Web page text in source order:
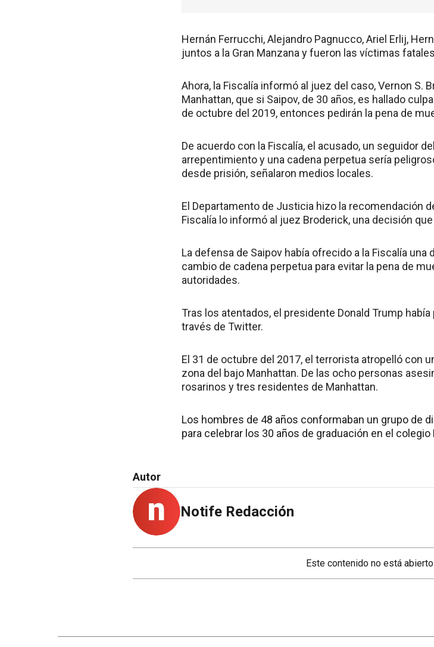
Hernán Ferrucchi, Alejandro Pagnucco, Ariel Erlij,
juntos a la Gran Manzana y fueron las víctimas
Ahora, la Fiscalía informó al juez del caso, Vernon S.
Manhattan, que si Saipov, de 30 años, es hallado
de octubre del 2019, entonces pedirán la pena de
De acuerdo con la Fiscalía, el acusado, un seguidor
arrepentimiento y una cadena perpetua sería
desde prisión, señalaron medios locales.
El Departamento de Justicia hizo la recomendación
Fiscalía lo informó al juez Broderick, una decisión
La defensa de Saipov había ofrecido a la Fiscalía
cambio de cadena perpetua para evitar la pena de
autoridades.
Tras los atentados, el presidente Donald Trump
través de Twitter.
El 31 de octubre del 2017, el terrorista atropelló con
zona del bajo Manhattan. De las ocho personas
rosarinos y tres residentes de Manhattan.
Los hombres de 48 años conformaban un grupo de
para celebrar los 30 años de graduación en el
Autor
Notife Redacción
Este contenido no está